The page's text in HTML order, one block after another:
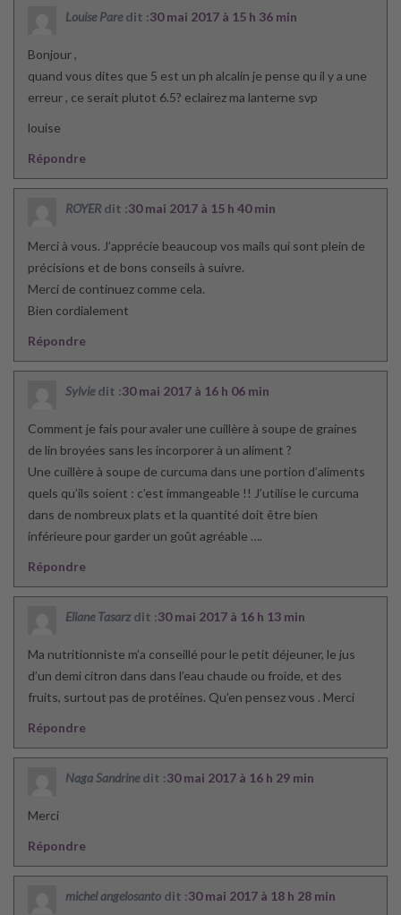
Louise Pare dit :30 mai 2017 à 15 h 36 min
Bonjour ,
quand vous dites que 5 est un ph alcalin je pense qu il y a une
erreur , ce serait plutot 6.5? eclairez ma lanterne svp
louise
Répondre
ROYER dit :30 mai 2017 à 15 h 40 min
Merci à vous. J’apprécie beaucoup vos mails qui sont plein de
précisions et de bons conseils à suivre.
Merci de continuez comme cela.
Bien cordialement
Répondre
Sylvie dit :30 mai 2017 à 16 h 06 min
Comment je fais pour avaler une cuillère à soupe de graines
de lin broyées sans les incorporer à un aliment ?
Une cuillère à soupe de curcuma dans une portion d’aliments
quels qu’ils soient : c’est immangeable !! J’utilise le curcuma
dans de nombreux plats et la quantité doit être bien
inférieure pour garder un goût agréable ….
Répondre
Eliane Tasarz dit :30 mai 2017 à 16 h 13 min
Ma nutritionniste m’a conseillé pour le petit déjeuner, le jus
d’un demi citron dans dans l’eau chaude ou froide, et des
fruits, surtout pas de protéines. Qu’en pensez vous . Merci
Répondre
Naga Sandrine dit :30 mai 2017 à 16 h 29 min
Merci
Répondre
michel angelosanto dit :30 mai 2017 à 18 h 28 min